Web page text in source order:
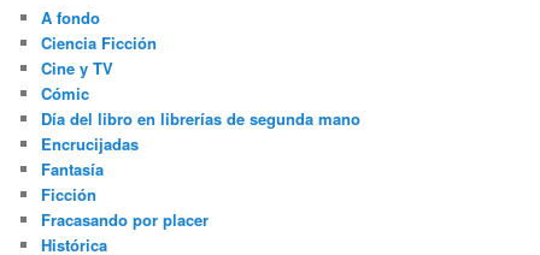
A fondo
Ciencia Ficción
Cine y TV
Cómic
Día del libro en librerías de segunda mano
Encrucijadas
Fantasía
Ficción
Fracasando por placer
Histórica